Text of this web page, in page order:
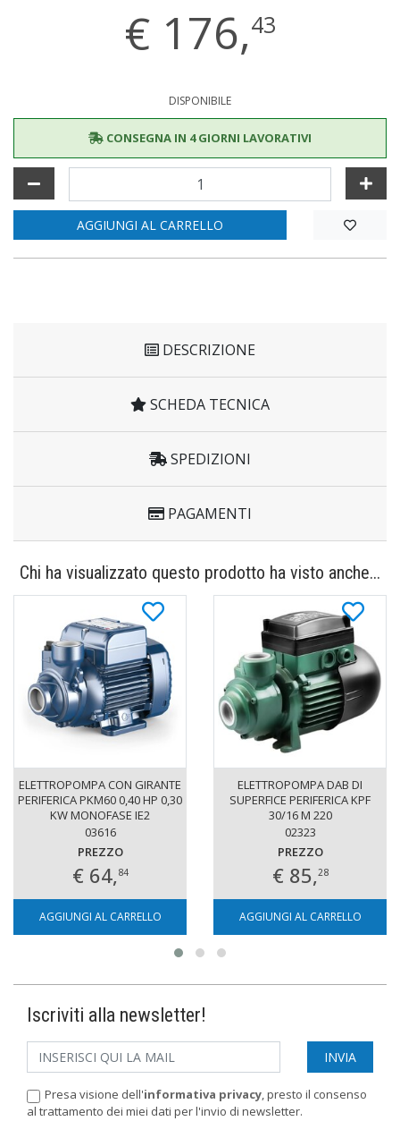
€ 176,43
DISPONIBILE
CONSEGNA IN 4 GIORNI LAVORATIVI
AGGIUNGI AL CARRELLO
DESCRIZIONE
SCHEDA TECNICA
SPEDIZIONI
PAGAMENTI
Chi ha visualizzato questo prodotto ha visto anche...
ELETTROPOMPA CON GIRANTE
PERIFERICA PKM60 0,40 HP 0,30
KW MONOFASE IE2
03616
PREZZO
€ 64,84
AGGIUNGI AL CARRELLO
ELETTROPOMPA DAB DI
SUPERFICE PERIFERICA KPF
30/16 M 220
02323
PREZZO
€ 85,28
AGGIUNGI AL CARRELLO
Iscriviti alla newsletter!
Presa visione dell'informativa privacy, presto il consenso
al trattamento dei miei dati per l'invio di newsletter.